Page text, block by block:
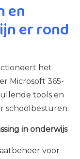
en
er rond
het
Microsoft 365-
tools en
schoolbesturen.
in onderwijs
voor